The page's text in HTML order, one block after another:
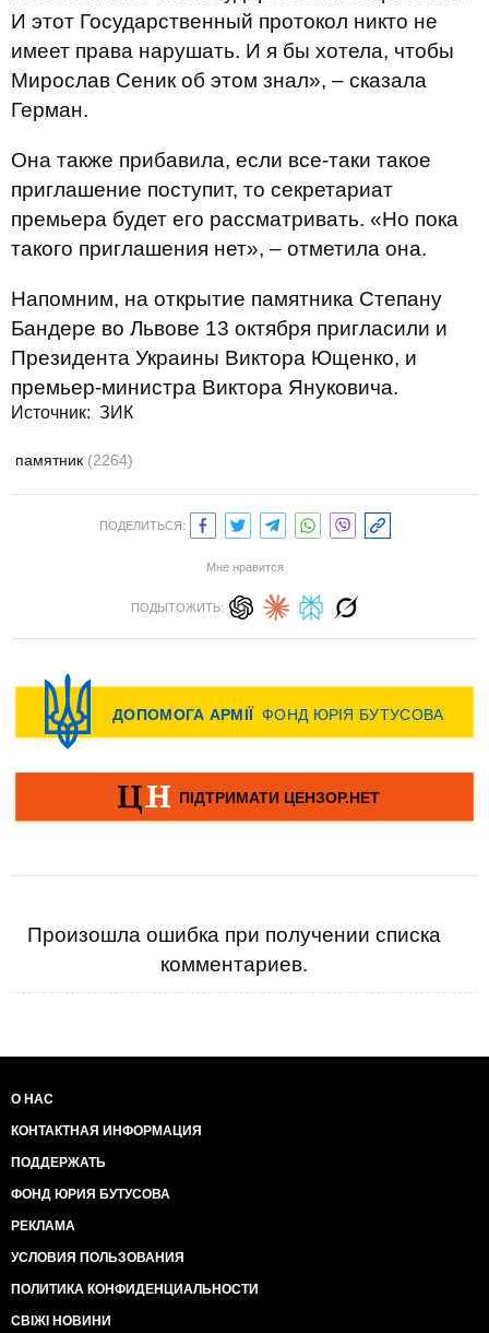
И этот Государственный протокол никто не
имеет права нарушать. И я бы хотела, чтобы
Мирослав Сеник об этом знал», – сказала
Герман.
Она также прибавила, если все-таки такое
приглашение поступит, то секретариат
премьера будет его рассматривать. «Но пока
такого приглашения нет», – отметила она.
Напомним, на открытие памятника Степану
Бандере во Львове 13 октября пригласили и
Президента Украины Виктора Ющенко, и
премьер-министра Виктора Януковича.
Источник: ЗИК
памятник (2264)
ПОДЕЛИТЬСЯ:
Мне нравится
ПОДЫТОЖИТЬ:
Произошла ошибка при получении списка
комментариев.
О НАС
КОНТАКТНАЯ ИНФОРМАЦИЯ
ПОДДЕРЖАТЬ
ФОНД ЮРИЯ БУТУСОВА
РЕКЛАМА
УСЛОВИЯ ПОЛЬЗОВАНИЯ
ПОЛИТИКА КОНФИДЕНЦИАЛЬНОСТИ
СВІЖІ НОВИНИ